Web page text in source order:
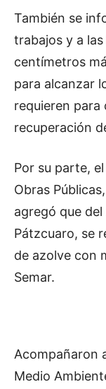
También se
trabajos y a
centímetros
para alcanzar
requieren para
recuperación
Por su parte,
Obras
agregó que
Pátzcuaro, se
de azolve con
Semar.
Acompañaron
Medio